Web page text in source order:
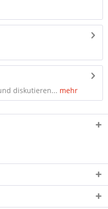
diskutieren... mehr